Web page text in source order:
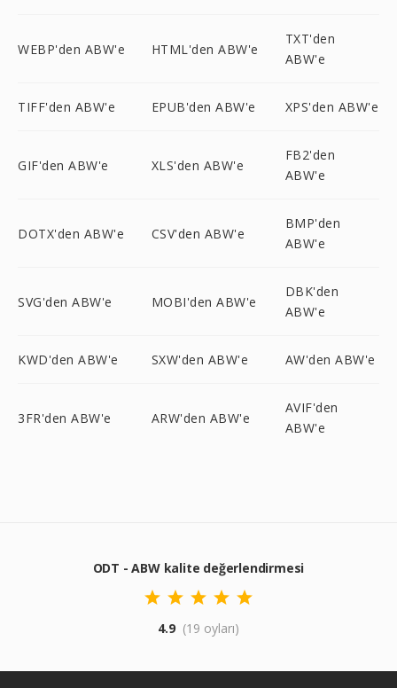
WEBP'den ABW'e HTML'den ABW'e
TXT'den
ABW'e
TIFF'den ABW'e EPUB'den ABW'e XPS'den ABW'e
GIF'den ABW'e XLS'den ABW'e
FB2'den
ABW'e
DOTX'den ABW'e CSV'den ABW'e
BMP'den
ABW'e
SVG'den ABW'e MOBI'den ABW'e
DBK'den
ABW'e
KWD'den ABW'e SXW'den ABW'e AW'den ABW'e
3FR'den ABW'e ARW'den ABW'e
AVIF'den
ABW'e
ODT - ABW kalite değerlendirmesi
4.9 (19 oyları)